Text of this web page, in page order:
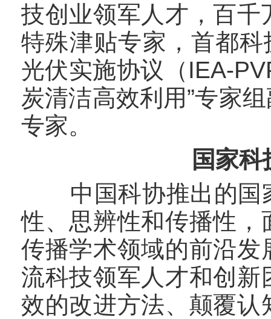
技创业领军人才，百
特殊津贴专家，首都科
光伏实施协议（IEA-
炭清洁高效利用”专家
专家。
国家
中国科协推出的国
性、思辨性和传播性
传播学术领域的前沿
流科技领军人才和创
效的改进方法、颠覆